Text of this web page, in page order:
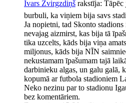
Ivars Zvirgzdiņš rakstīja: Tāpēc
burbuli, ka viņiem bija savs
Ja nopietni, tad Skonto
nevajag aizmirst, kas bija tā
tika uzcelts, kāds bija viņa
miljonus, kāds bija NĪN
nekustamam īpašumam tajā
darbinieku algas, un galu galā,
kopumā ar futbola stadioniem
Neko nezinu par to stadionu
bez komentāriem.